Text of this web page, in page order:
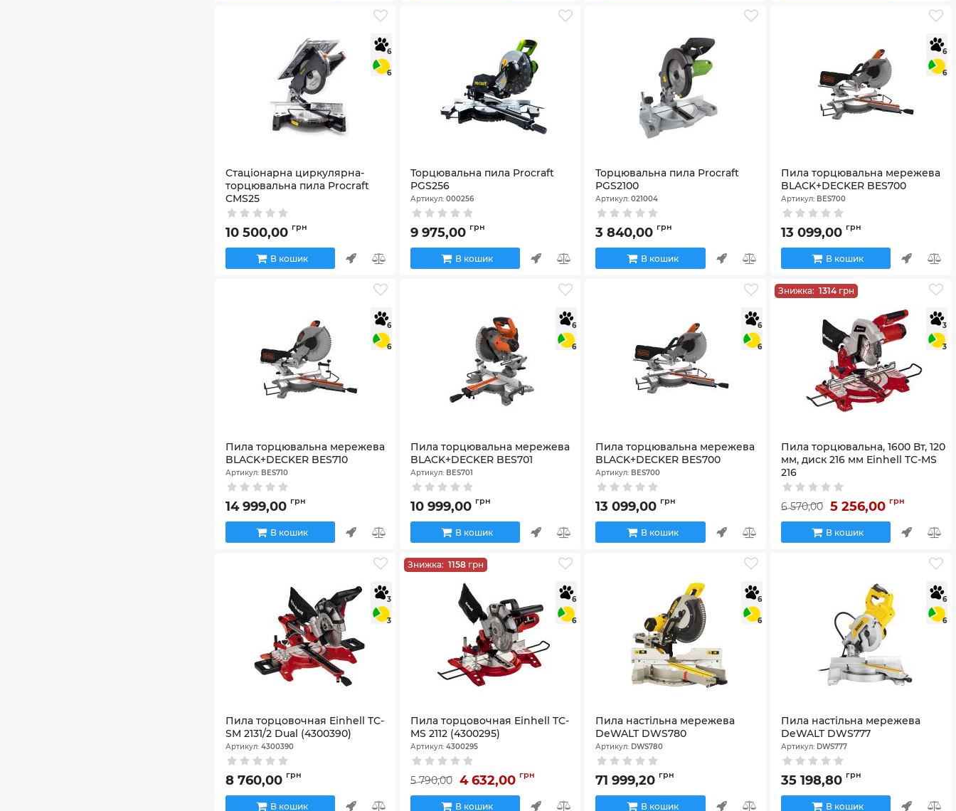
6
6
Стаціонарна циркулярна-
торцювальна пила Procraft
CMS25
Артикул:000251
10 500,00 грн
В кошик
Торцювальна пила Procraft
PGS256
Артикул:000256
9 975,00 грн
В кошик
Торцювальна пила Procraft
PGS2100
Артикул:021004
3 840,00 грн
В кошик
6
6
Пила торцювальна мережева
BLACK+DECKER BES700
Артикул: BES700
13 099,00 грн
В кошик
6
6
Пила торцювальна мережева
BLACK+DECKER BES710
Артикул: BES710
14 999,00 грн
В кошик
6
6
Пила торцювальна мережева
BLACK+DECKER BES701
Артикул: BES701
10 999,00 грн
В кошик
6
6
Пила торцювальна мережева
BLACK+DECKER BES700
Артикул: BES700
13 099,00 грн
В кошик
Знижка: 1314 грн
3
3
Пила торцювальна, 1600 Вт, 120
мм, диск 216 мм Einhell TC-MS
216
Артикул:4300370
6 570,00 5 256,00 грн
В кошик
3
3
Пила торцовочная Einhell TC-
SM 2131/2 Dual (4300390)
Артикул: 4300390
8 760,00 грн
В кошик
Знижка:1158 грн
6
6
Пила торцовочная Einhell TC-
MS 2112 (4300295)
Артикул:4300295
5 790,00 4 632,00 грн
В кошик
6
6
Пила настільна мережева
DeWALT DWS780
Артикул: DWS780
71 999,20 грн
В кошик
6
6
Пила настільна мережева
DeWALT DWS777
Артикул: DWS777
35 198,80 грн
В кошик